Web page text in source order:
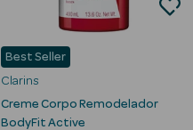
Best Seller
Clarins
Creme Corpo Remodelador
BodyFit Active